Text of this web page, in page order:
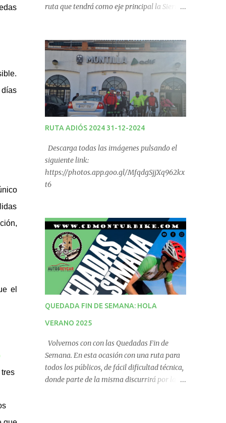
días
el
ruta que tendrá como eje principal la Sierra
a las 08:00 horas y desde Lucena (Pabellón
Municipal) a las 09:00 horas. No te la
pierdas. Ruta puntuable para el Ranking
Quedadas Fin de Semana 2025.
RUTA ADIÓS 2024 31-12-2024
Descarga todas las imágenes pulsando el
siguiente link:
https://photos.app.goo.gl/MfqdgSjjXq962kx
t6
QUEDADA FIN DE SEMANA: HOLA
VERANO 2025
Volvemos con con las Quedadas Fin de
Semana. En esta ocasión con una ruta para
todos los públicos, de fácil dificultad técnica,
donde parte de la misma discurrirá por la